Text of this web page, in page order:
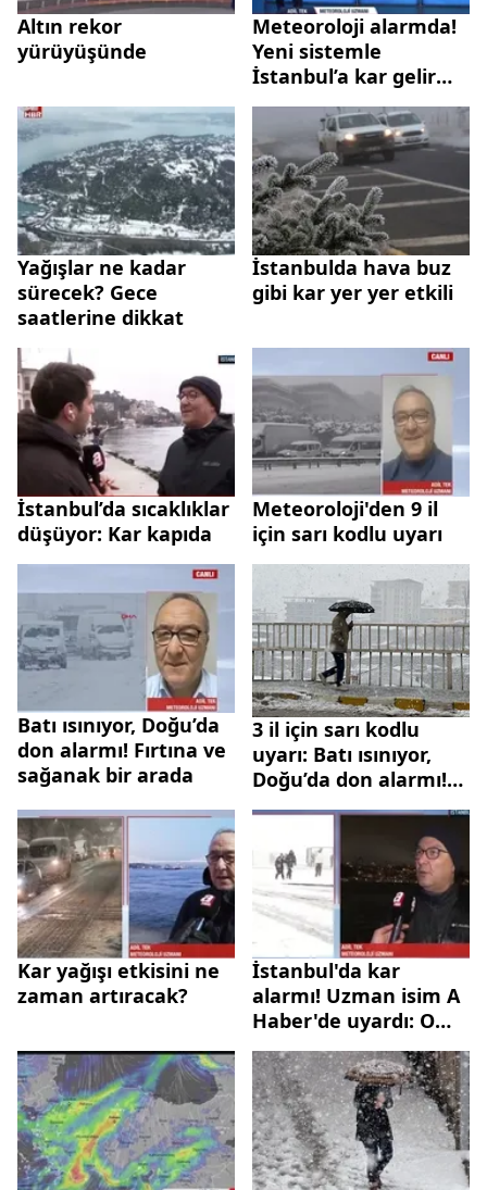
Altın rekor
yürüyüşünde
Meteoroloji alarmda!
Yeni sistemle
İstanbul’a kar gelir
mi?
Yağışlar ne kadar
sürecek? Gece
saatlerine dikkat
İstanbulda hava buz
gibi kar yer yer etkili
İstanbul’da sıcaklıklar
düşüyor: Kar kapıda
Meteoroloji'den 9 il
için sarı kodlu uyarı
Batı ısınıyor, Doğu’da
don alarmı! Fırtına ve
sağanak bir arada
3 il için sarı kodlu
uyarı: Batı ısınıyor,
Doğu’da don alarmı!
Fırtına ve sağanak bir
Kar yağışı etkisini ne
zaman artıracak?
İstanbul'da kar
alarmı! Uzman isim A
Haber'de uyardı: O
saatlere dikkat